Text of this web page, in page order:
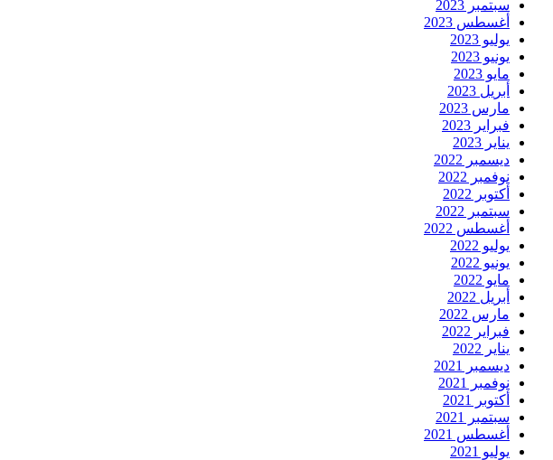
سبتمبر 2023
أغسطس 2023
يوليو 2023
يونيو 2023
مايو 2023
أبريل 2023
مارس 2023
فبراير 2023
يناير 2023
ديسمبر 2022
نوفمبر 2022
أكتوبر 2022
سبتمبر 2022
أغسطس 2022
يوليو 2022
يونيو 2022
مايو 2022
أبريل 2022
مارس 2022
فبراير 2022
يناير 2022
ديسمبر 2021
نوفمبر 2021
أكتوبر 2021
سبتمبر 2021
أغسطس 2021
يوليو 2021